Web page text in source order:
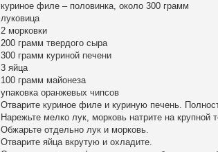
куриное филе – половинка, около 300 грамм
луковица
2 морковки
200 грамм твердого сыра
300 грамм куриной печени
3 яйца
100 грамм майонеза
упаковка оранжевых чипсов
Отварите куриное филе и куриную печень.
Нарежьте мелко лук, морковь натрите на крупной
Обжарьте отдельно лук и морковь.
Отварите яйца вкрутую и охладите.